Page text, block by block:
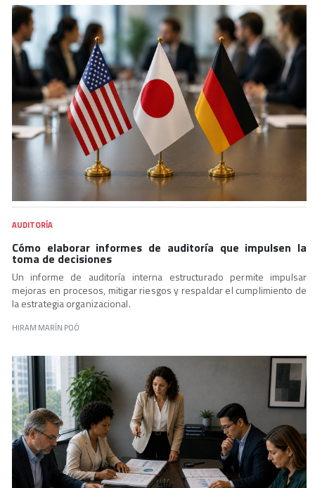
AUDITORÍA
Cómo elaborar informes de auditoría que impulsen la
toma de decisiones
Un informe de auditoría interna estructurado permite impulsar
mejoras en procesos, mitigar riesgos y respaldar el cumplimiento de
la estrategia organizacional.
HIRAM MARÍN POÓ